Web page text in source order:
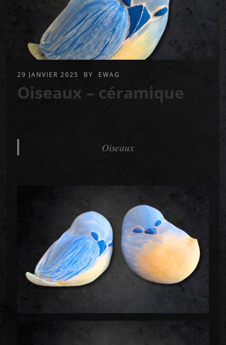
29 JANVIER 2025 BY EWAG
Oiseaux – céramique
Oiseaux